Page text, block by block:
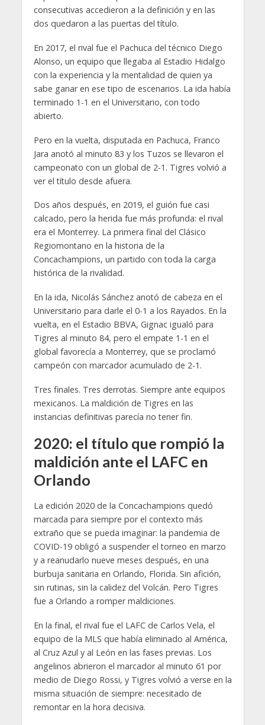
consecutivas accedieron a la definición y en las
dos quedaron a las puertas del título.
En 2017, el rival fue el Pachuca del técnico Diego
Alonso, un equipo que llegaba al Estadio Hidalgo
con la experiencia y la mentalidad de quien ya
sabe ganar en ese tipo de escenarios. La ida había
terminado 1-1 en el Universitario, con todo
abierto.
Pero en la vuelta, disputada en Pachuca, Franco
Jara anotó al minuto 83 y los Tuzos se llevaron el
campeonato con un global de 2-1. Tigres volvió a
ver el título desde afuera.
Dos años después, en 2019, el guión fue casi
calcado, pero la herida fue más profunda: el rival
era el Monterrey. La primera final del Clásico
Regiomontano en la historia de la
Concachampions, un partido con toda la carga
histórica de la rivalidad.
En la ida, Nicolás Sánchez anotó de cabeza en el
Universitario para darle el 0-1 a los Rayados. En la
vuelta, en el Estadio BBVA, Gignac igualó para
Tigres al minuto 84, pero el empate 1-1 en el
global favorecía a Monterrey, que se proclamó
campeón con marcador acumulado de 2-1.
Tres finales. Tres derrotas. Siempre ante equipos
mexicanos. La maldición de Tigres en las
instancias definitivas parecía no tener fin.
2020: el título que rompió la
maldición ante el LAFC en
Orlando
La edición 2020 de la Concachampions quedó
marcada para siempre por el contexto más
extraño que se pueda imaginar: la pandemia de
COVID-19 obligó a suspender el torneo en marzo
y a reanudarlo nueve meses después, en una
burbuja sanitaria en Orlando, Florida. Sin afición,
sin rutinas, sin la calidez del Volcán. Pero Tigres
fue a Orlando a romper maldiciones.
En la final, el rival fue el LAFC de Carlos Vela, el
equipo de la MLS que había eliminado al América,
al Cruz Azul y al León en las fases previas. Los
angelinos abrieron el marcador al minuto 61 por
medio de Diego Rossi, y Tigres volvió a verse en la
misma situación de siempre: necesitado de
remontar en la hora decisiva.